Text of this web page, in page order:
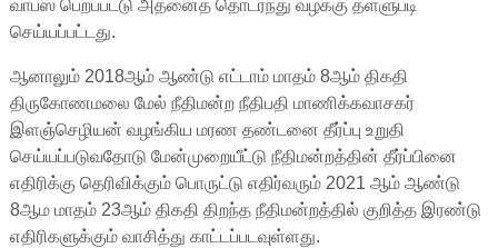
வாபஸ் பெறப்பட்டு அதனைத் தொடர்ந்து வழக்கு தள்ளுபடி
செய்யப்பட்டது.
ஆனாலும் 2018ஆம் ஆண்டு எட்டாம் மாதம் 8ஆம் திகதி
திருகோணமலை மேல் நீதிமன்ற நீதிபதி மாணிக்கவாசகர்
இளஞ்செழியன் வழங்கிய மரண தண்டனை தீர்ப்பு உறுதி
செய்யப்படுவதோடு மேன்முறையீட்டு நீதிமன்றத்தின் தீர்ப்பினை
எதிரிக்கு தெரிவிக்கும் பொருட்டு எதிர்வரும் 2021 ஆம் ஆண்டு
8ஆம மாதம் 23ஆம் திகதி திறந்த நீதிமன்றத்தில் குறித்த இரண்டு
எதிரிகளுக்கும் வாசித்து காட்டப்படவுள்ளது.